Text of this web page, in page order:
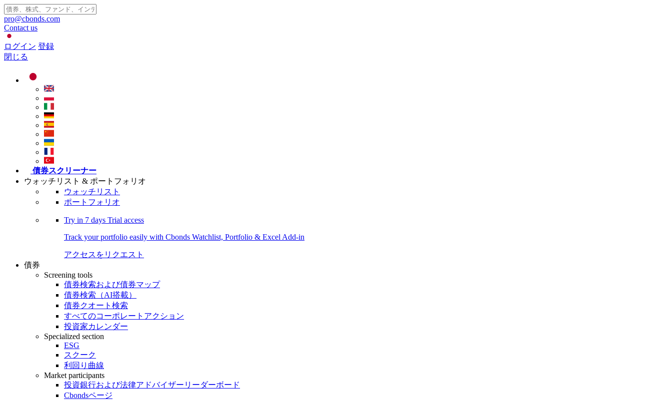
pro@cbonds.com
Contact us
ログイン 登録
閉じる
債券スクリーナー
ウォッチリスト & ポートフォリオ
ウォッチリスト
ポートフォリオ
Try in 7 days Trial access
Track your portfolio easily with Cbonds Watchlist, Portfolio & Excel Add-in
アクセスをリクエスト
債券
Screening tools
債券検索および債券マップ
債券検索（AI搭載）
債券クオート検索
すべてのコーポレートアクション
投資家カレンダー
Specialized section
ESG
スクーク
利回り曲線
Market participants
投資銀行および法律アドバイザーリーダーボード
Cbondsページ